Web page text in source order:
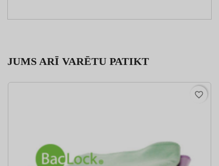
JUMS ARĪ VARĒTU PATIKT
favorite_border